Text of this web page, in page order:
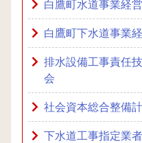
白鷹町水道事業経
白鷹町下水道事業
排水設備工事責任
会
社会資本総合整備
下水道工事指定業